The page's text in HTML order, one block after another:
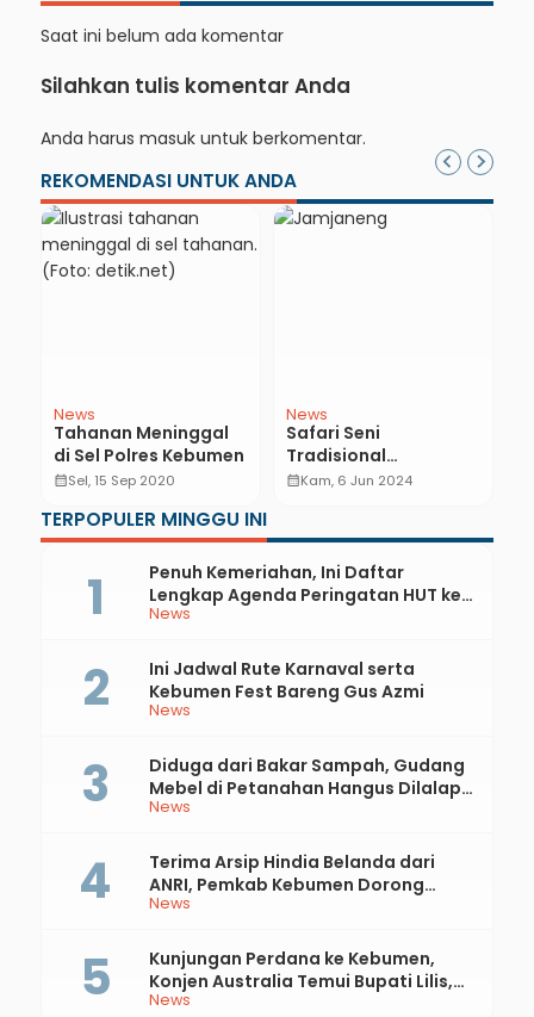
Saat ini belum ada komentar
Silahkan tulis komentar Anda
Anda harus masuk untuk berkomentar.
REKOMENDASI UNTUK ANDA
News
Tahanan Meninggal
di Sel Polres Kebumen
calendar_monthSel, 15 Sep 2020
News
Safari Seni
Tradisional
Jamjaneng
calendar_monthKam, 6 Jun 2024
TERPOPULER MINGGU INI
News
Penuh Kemeriahan, Ini Daftar
Lengkap Agenda Peringatan HUT ke-
81 RI dan Hari Jadi ke-397 Kabupaten
News
Ini Jadwal Rute Karnaval serta
Kebumen Fest Bareng Gus Azmi
News
Diduga dari Bakar Sampah, Gudang
Mebel di Petanahan Hangus Dilalap
Api
News
Terima Arsip Hindia Belanda dari
ANRI, Pemkab Kebumen Dorong
Integrasi Sejarah, Geopark, dan
News
Kunjungan Perdana ke Kebumen,
Konjen Australia Temui Bupati Lilis,
Ini yang Dibahas